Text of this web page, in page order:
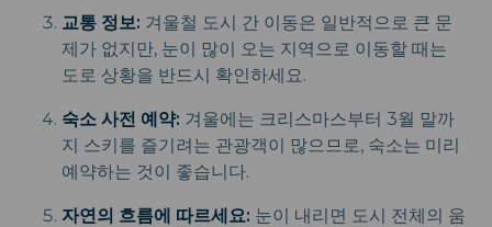
교통 정보: 겨울철 도시 간 이동은 일반적으로 큰 문
제가 없지만, 눈이 많이 오는 지역으로 이동할 때는
도로 상황을 반드시 확인하세요.
숙소 사전 예약: 겨울에는 크리스마스부터 3월 말까
지 스키를 즐기려는 관광객이 많으므로, 숙소는 미리
예약하는 것이 좋습니다.
자연의 흐름에 따르세요: 눈이 내리면 도시 전체의 움